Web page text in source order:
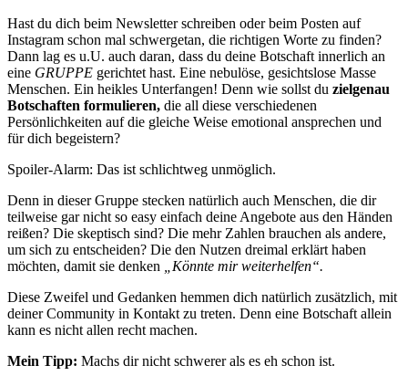
Hast du dich beim Newsletter schreiben oder beim Posten auf
Instagram schon mal schwergetan, die richtigen Worte zu finden?
Dann lag es u.U. auch daran, dass du deine Botschaft innerlich an
eine GRUPPE gerichtet hast. Eine nebulöse, gesichtslose Masse
Menschen. Ein heikles Unterfangen! Denn wie sollst du zielgenau
Botschaften formulieren, die all diese verschiedenen
Persönlichkeiten auf die gleiche Weise emotional ansprechen und
für dich begeistern?
Spoiler-Alarm: Das ist schlichtweg unmöglich.
Denn in dieser Gruppe stecken natürlich auch Menschen, die dir
teilweise gar nicht so easy einfach deine Angebote aus den Händen
reißen? Die skeptisch sind? Die mehr Zahlen brauchen als andere,
um sich zu entscheiden? Die den Nutzen dreimal erklärt haben
möchten, damit sie denken
„Könnte mir weiterhelfen“.
Diese Zweifel und Gedanken hemmen dich natürlich zusätzlich, mit
deiner Community in Kontakt zu treten. Denn eine Botschaft allein
kann es nicht allen recht machen.
Mein Tipp: Machs dir nicht schwerer als es eh schon ist.